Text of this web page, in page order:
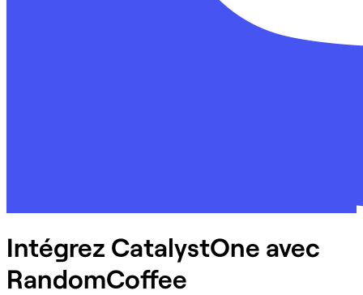
Intégrez CatalystOne avec
RandomCoffee